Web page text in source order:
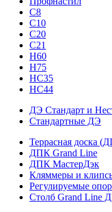
С8
С10
С20
С21
H60
H75
HС35
НС44
ДЭ Стандарт и
Стандартные ДЭ
Террасная доска
ДПК Grand Line
ДПК МастерДэк
Кляммеры и
Регулируемые
Столб Grand Line